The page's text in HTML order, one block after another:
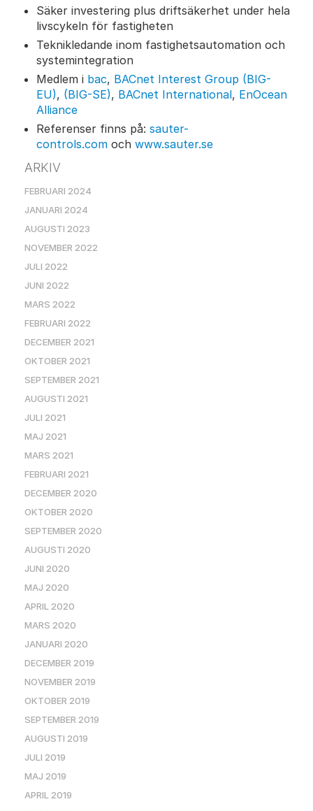
Säker investering plus driftsäkerhet under hela
livscykeln för fastigheten
Teknikledande inom fastighetsautomation och
systemintegration
Medlem i bac, BACnet Interest Group (BIG-
EU), (BIG-SE), BACnet International, EnOcean
Alliance
Referenser finns på: sauter-
controls.com och www.sauter.se
ARKIV
FEBRUARI 2024
JANUARI 2024
AUGUSTI 2023
NOVEMBER 2022
JULI 2022
JUNI 2022
MARS 2022
FEBRUARI 2022
DECEMBER 2021
OKTOBER 2021
SEPTEMBER 2021
AUGUSTI 2021
JULI 2021
MAJ 2021
MARS 2021
FEBRUARI 2021
DECEMBER 2020
OKTOBER 2020
SEPTEMBER 2020
AUGUSTI 2020
JUNI 2020
MAJ 2020
APRIL 2020
MARS 2020
JANUARI 2020
DECEMBER 2019
NOVEMBER 2019
OKTOBER 2019
SEPTEMBER 2019
AUGUSTI 2019
JULI 2019
MAJ 2019
APRIL 2019